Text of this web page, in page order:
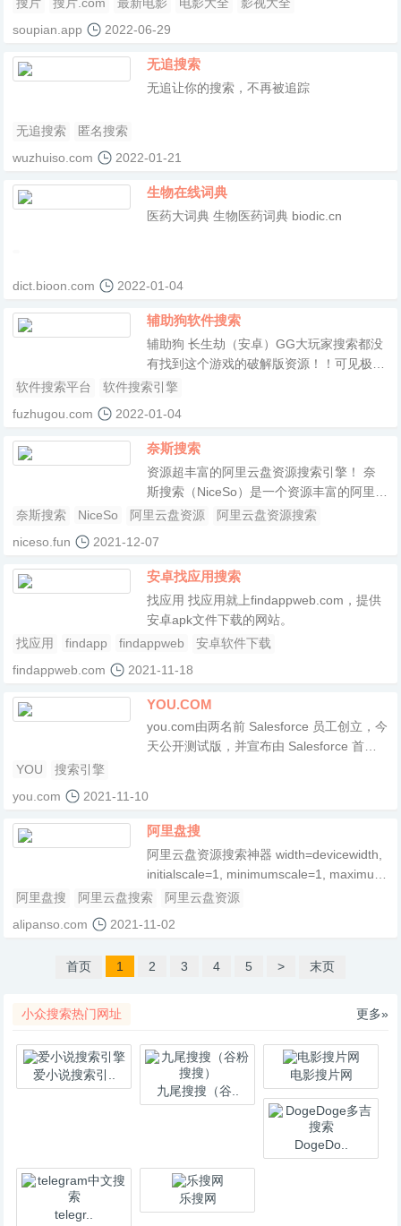
soupian.app
2022-06-29
无追搜索
无追让你的搜索，不再被追踪
无追搜索
匿名搜索
wuzhuiso.com
2022-01-21
生物在线词典
医药大词典 生物医药词典 biodic.cn
dict.bioon.com 2022-01-04
辅助狗软件搜索
辅助狗 长生劫（安卓）GG大玩家搜索都没
有找到这个游戏的破解版资源！！可见极其
之稀有！！~所以已将其破解，商场0钻买东
限！！！盗墓题材手游，非常好玩，昨天下
载更是玩了一个晚上！~进去选择游客登录
一波游戏实况吧！附件下载文件名称：长生
劫...,
软件搜索平台
软件搜索引擎
fuzhugou.com
2022-01-04
奈斯搜索
资源超丰富的阿里云盘资源搜索引擎！ 奈
斯搜索（NiceSo）是一个资源丰富的阿里云
盘搜索引擎网站，奈斯搜索专注于收录全网
源、图片资源、电子书资源、软件资源、小
说资源等等。只需要输入关键词即可搜索全
接，大家可以保存至自己的阿里云盘或者直
接下载。
奈斯搜索 NiceSo 阿里云盘资源
阿里云盘资源搜索
niceso.fun
2021-12-07
安卓找应用搜索
找应用 找应用就上findappweb.com，提供
安卓apk文件下载的网站。
找应用
findapp findappweb
安卓软件下载
findappweb.com
2021-11-18
YOU.COM
you.com由两名前 Salesforce 员工创立，今
天公开测试版，并宣布由 Salesforce 首席
的答案网格。来源包括“网络结果”和“新
基百科、Twitter、亚马逊、LinkedIn 等特定
YOU
搜索引擎
you.com
2021-11-10
阿里盘搜
阿里云盘资源搜索神器 width=devicewidth,
initialscale=1, minimumscale=1, maximum
scale=1, userscalable=no
阿里盘搜 阿里云盘搜索
阿里云盘资源
alipanso.com
2021-11-02
首页 1 2 3 4 5 > 末页
小众搜索热门网址 更多»
爱小说搜索引..
九尾搜搜（谷..
电影搜片网
DogeDo..
telegr..
乐搜网